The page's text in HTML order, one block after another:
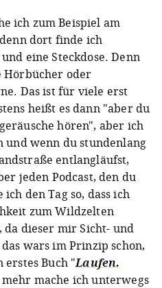
ich zum Beispiel am
dort finde ich
eine Steckdose. Denn
Hörbücher oder
Das ist für viele erst
heißt es dann "aber du
hören", aber ich
und wenn du stundenlang
entlangläufst,
jeden Podcast, den du
den Tag so, dass ich
zum Wildzelten
da dieser mir Sicht- und
wars im Prinzip schon,
erstes Buch "Laufen.
mache ich unterwegs